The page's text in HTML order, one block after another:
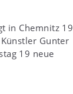
in Chemnitz 19
Gunter
19 neue